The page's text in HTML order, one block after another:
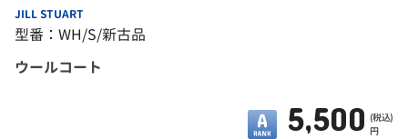
JILL STUART
型番：WH/S/新古品
ウールコート
5,500 (税込)
円